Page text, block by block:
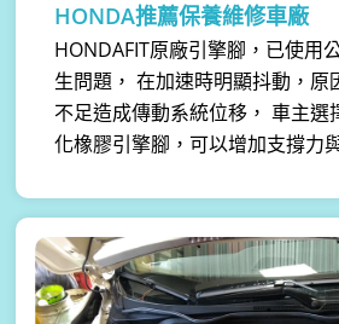
HONDA推薦保養維修車廠
HONDAFIT原廠引擎腳，已使用
生問題， 在加速時明顯抖動，原
不足造成傳動系統位移， 車主選
化橡膠引擎腳，可以增加支撐力